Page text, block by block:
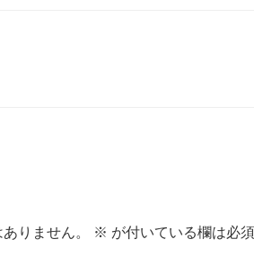
りません。 ※ が付いている欄は必